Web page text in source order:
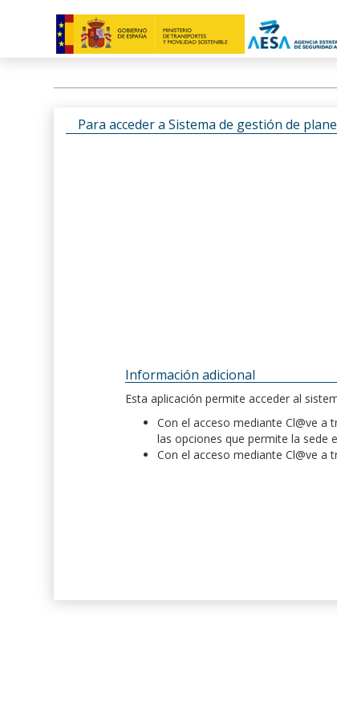
Para acceder a Sistema de gestión de
Información adicional
Esta aplicación permite acceder al
Con el acceso mediante Cl@ve
las opciones que permite la sede
Con el acceso mediante Cl@ve a